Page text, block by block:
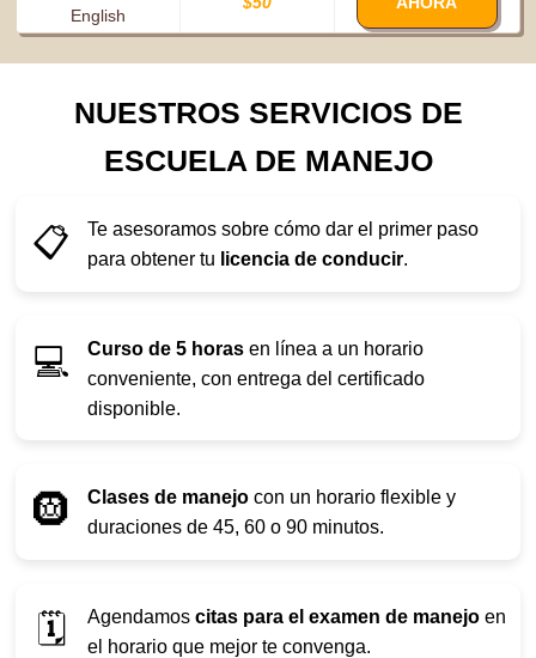
English
NUESTROS SERVICIOS DE
ESCUELA DE MANEJO
📋
Te asesoramos sobre cómo dar el primer paso
para obtener tu licencia de conducir.
💻 Curso de 5 horas en línea a un horario
conveniente, con entrega del certificado
disponible.
🛞 Clases de manejo con un horario flexible y
duraciones de 45, 60 o 90 minutos.
🗓️ Agendamos citas para el examen de manejo en
el horario que mejor te convenga.